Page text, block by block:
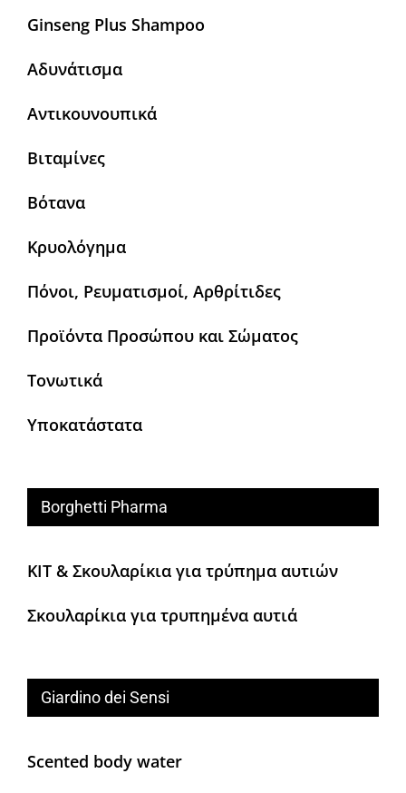
Ginseng Plus Shampoo
Αδυνάτισμα
Αντικουνουπικά
Βιταμίνες
Βότανα
Κρυολόγημα
Πόνοι, Ρευματισμοί, Αρθρίτιδες
Προϊόντα Προσώπου και Σώματος
Τονωτικά
Υποκατάστατα
Borghetti Pharma
KIT & Σκουλαρίκια για τρύπημα αυτιών
Σκουλαρίκια για τρυπημένα αυτιά
Giardino dei Sensi
Scented body water